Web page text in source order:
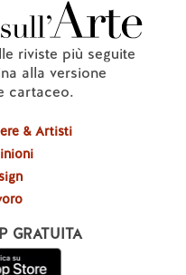
riviste più seguite
alla versione
cartaceo.
& Artisti
GRATUITA